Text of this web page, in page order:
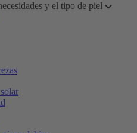
y el tipo de piel